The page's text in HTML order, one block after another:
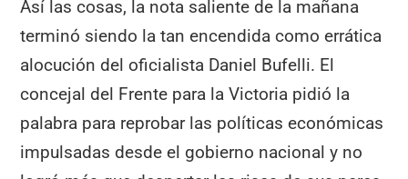
Así las cosas, la nota saliente de la mañana
terminó siendo la tan encendida como errática
alocución del oficialista Daniel Bufelli. El
concejal del Frente para la Victoria pidió la
palabra para reprobar las políticas económicas
impulsadas desde el gobierno nacional y no